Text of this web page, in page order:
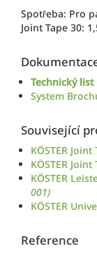
Spotřeba: Pro
Joint Tape 30:
Technický list
System
Související
KÖSTER Joint
KÖSTER Joint
KÖSTER
001)
KÖSTER
Reference